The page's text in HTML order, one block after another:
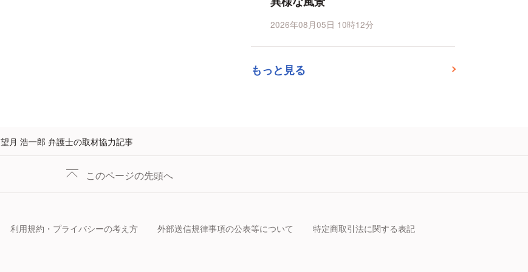
2026年08月05日 10時12分
もっと見る
望月 浩一郎 弁護士の取材協力記事
このページの先頭へ
利用規約・プライバシーの考え方 外部送信規律事項の公表等について
特定商取引法に関する表記